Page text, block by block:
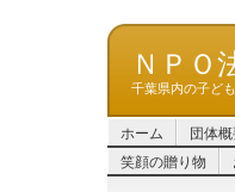
ＮＰ
千葉県内の子ど
ホーム 団体
笑顔の贈り物